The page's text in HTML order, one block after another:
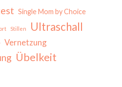
Single Mom by Choice
Stillen Ultraschall
Vernetzung
Übelkeit